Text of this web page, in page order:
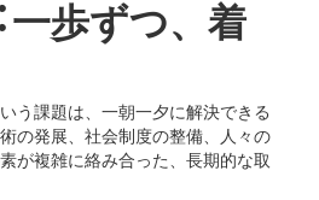
歩ずつ、着
う課題は、⼀朝⼀⼣に解決できる
の発展、社会制度の整備、⼈々の
が複雑に絡み合った、⻑期的な取